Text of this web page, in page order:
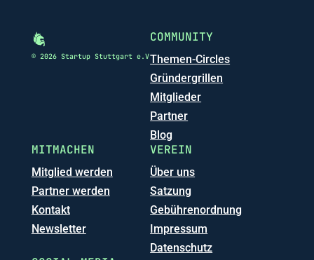
© 2026 Startup Stuttgart e.V
COMMUNITY
Themen-Circles
Gründergrillen
Mitglieder
Partner
Blog
MITMACHEN
Mitglied werden
Partner werden
Kontakt
Newsletter
VEREIN
Über uns
Satzung
Gebührenordnung
Impressum
Datenschutz